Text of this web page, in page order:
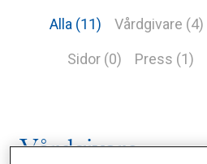
Alla (11) Vårdgivare (4)
Sidor (0) Press (1)
Vårdgivare